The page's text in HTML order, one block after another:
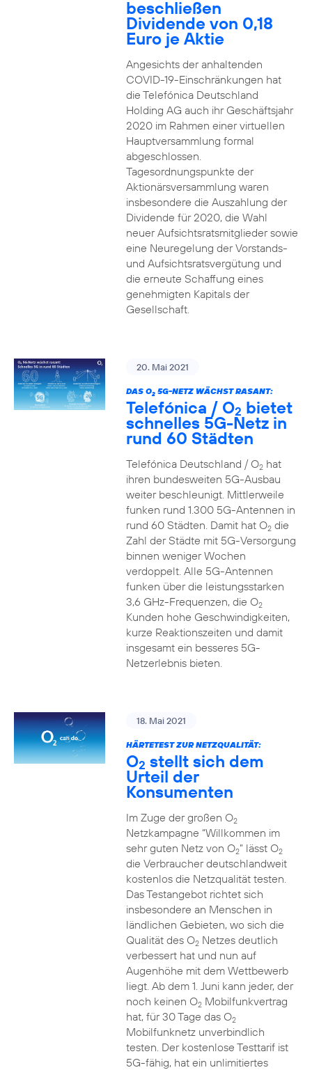
beschließen
Dividende von 0,18
Euro je Aktie
Angesichts der anhaltenden
COVID-19-Einschränkungen hat
die Telefónica Deutschland
Holding AG auch ihr Geschäftsjahr
2020 im Rahmen einer virtuellen
Hauptversammlung formal
abgeschlossen.
Tagesordnungspunkte der
Aktionärsversammlung waren
insbesondere die Auszahlung der
Dividende für 2020, die Wahl
neuer Aufsichtsratsmitglieder sowie
eine Neuregelung der Vorstands-
und Aufsichtsratsvergütung und
die erneute Schaffung eines
genehmigten Kapitals der
Gesellschaft.
20. Mai 2021
DAS O25G-NETZ WÄCHST RASANT:
Telefónica / O2 bietet
schnelles 5G-Netz in
rund 60 Städten
Telefónica Deutschland / O2hat
ihren bundesweiten 5G-Ausbau
weiter beschleunigt. Mittlerweile
funken rund 1.300 5G-Antennen in
rund 60 Städten. Damit hat O2die
Zahl der Städte mit 5G-Versorgung
binnen weniger Wochen
verdoppelt. Alle 5G-Antennen
funken über die leistungsstarken
3,6 GHz-Frequenzen, die O2
Kunden hohe Geschwindigkeiten,
kurze Reaktionszeiten und damit
insgesamt ein besseres 5G-
Netzerlebnis bieten.
18. Mai 2021
HÄRTETEST ZUR NETZQUALITÄT:
O2 stellt sich dem
Urteil der
Konsumenten
Im Zuge der großen O2
Netzkampagne “Willkommen im
sehr guten Netz von O2” lässt O2
die Verbraucher deutschlandweit
kostenlos die Netzqualität testen.
Das Testangebot richtet sich
insbesondere an Menschen in
ländlichen Gebieten, wo sich die
Qualität des O2Netzes deutlich
verbessert hat und nun auf
Augenhöhe mit dem Wettbewerb
liegt. Ab dem 1. Juni kann jeder, der
noch keinen O2Mobilfunkvertrag
hat, für 30 Tage das O2
Mobilfunknetz unverbindlich
testen. Der kostenlose Testtarif ist
5G-fähig, hat ein unlimitiertes